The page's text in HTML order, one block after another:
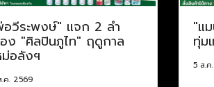
วีระพงษ์" แจก 2 ลำ
อง "ศิลปินภูไท" ฤดูกาล
ม่อลังฯ
ค. 2569
"แ
ทุ่ม
5 ส.ค